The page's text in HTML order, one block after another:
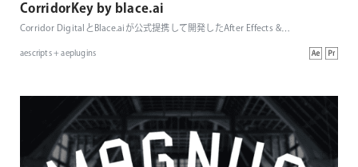
CorridorKey by blace.ai
Corridor DigitalとBlace.aiが公式提携して開発したAfter Effects &…
aescripts + aeplugins